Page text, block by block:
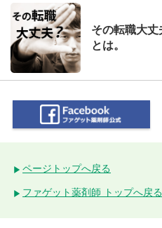
その転職大丈
とは。
ページトップへ戻る
ファゲット薬剤師 トップへ戻る